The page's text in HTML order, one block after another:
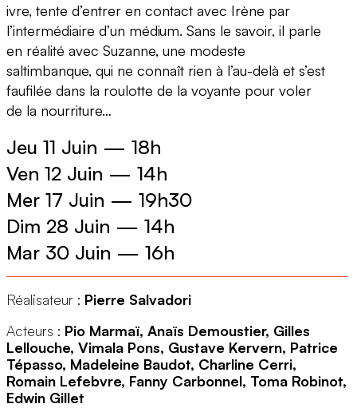
ivre, tente d’entrer en contact avec Irène par
l’intermédiaire d’un médium. Sans le savoir, il parle
en réalité avec Suzanne, une modeste
saltimbanque, qui ne connaît rien à l’au-delà et s’est
faufilée dans la roulotte de la voyante pour voler
de la nourriture…
Jeu 11 Juin — 18h
Ven 12 Juin — 14h
Mer 17 Juin — 19h30
Dim 28 Juin — 14h
Mar 30 Juin — 16h
Réalisateur : Pierre Salvadori
Acteurs : Pio Marmaï, Anaïs Demoustier, Gilles
Lellouche, Vimala Pons, Gustave Kervern, Patrice
Tépasso, Madeleine Baudot, Charline Cerri,
Romain Lefebvre, Fanny Carbonnel, Toma Robinot,
Edwin Gillet